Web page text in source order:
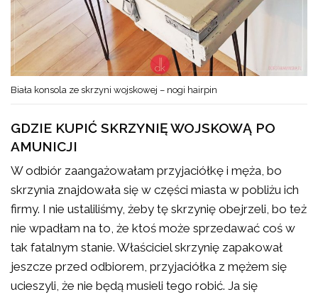
Biała konsola ze skrzyni wojskowej – nogi hairpin
GDZIE KUPIĆ SKRZYNIĘ WOJSKOWĄ PO
AMUNICJI
W odbiór zaangażowałam przyjaciółkę i męża, bo
skrzynia znajdowała się w części miasta w pobliżu ich
firmy. I nie ustaliliśmy, żeby tę skrzynię obejrzeli, bo też
nie wpadłam na to, że ktoś może sprzedawać coś w
tak fatalnym stanie. Właściciel skrzynię zapakował
jeszcze przed odbiorem, przyjaciółka z mężem się
ucieszyli, że nie będą musieli tego robić. Ja się